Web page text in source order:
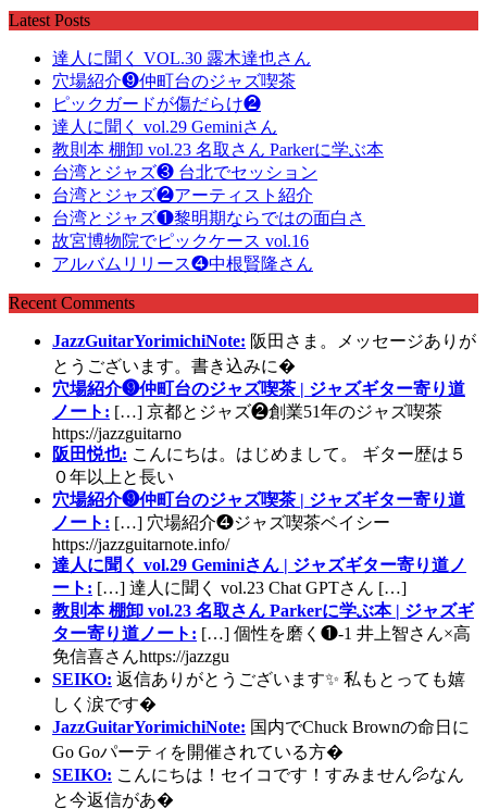
Latest Posts
達人に聞く VOL.30 露木達也さん
穴場紹介❾仲町台のジャズ喫茶
ピックガードが傷だらけ❷
達人に聞く vol.29 Geminiさん
教則本 棚卸 vol.23 名取さん Parkerに学ぶ本
台湾とジャズ❸ 台北でセッション
台湾とジャズ❷アーティスト紹介
台湾とジャズ❶黎明期ならではの面白さ
故宮博物院でピックケース vol.16
アルバムリリース❹中根賢隆さん
Recent Comments
JazzGuitarYorimichiNote: 阪田さま。メッセージありが
とうございます。書き込みに�
穴場紹介❾仲町台のジャズ喫茶 | ジャズギター寄り道
ノート: […] 京都とジャズ❷創業51年のジャズ喫茶
https://jazzguitarno
阪田悦也: こんにちは。はじめまして。 ギター歴は５
０年以上と長い
穴場紹介❾仲町台のジャズ喫茶 | ジャズギター寄り道
ノート: […] 穴場紹介❹ジャズ喫茶ベイシー
https://jazzguitarnote.info/
達人に聞く vol.29 Geminiさん | ジャズギター寄り道ノ
ート: […] 達人に聞く vol.23 Chat GPTさん […]
教則本 棚卸 vol.23 名取さん Parkerに学ぶ本 | ジャズギ
ター寄り道ノート: […] 個性を磨く❶-1 井上智さん×高
免信喜さんhttps://jazzgu
SEIKO: 返信ありがとうございます✨ 私もとっても嬉
しく涙です�
JazzGuitarYorimichiNote: 国内でChuck Brownの命日に
Go Goパーティを開催されている方�
SEIKO: こんにちは！セイコです！すみません💦なん
と今返信があ�